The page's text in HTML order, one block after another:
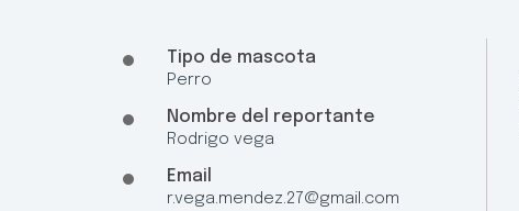
Tipo de mascota
Perro
Nombre del reportante
Rodrigo vega
Email
r.vega.mendez.27@gmail.com